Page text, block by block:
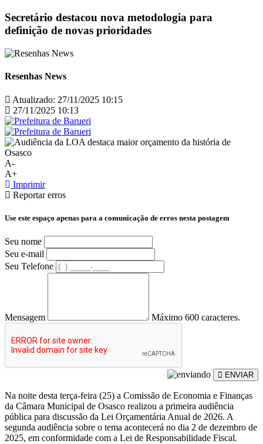
Secretário destacou nova metodologia para
definição de novas prioridades
Resenhas News
Atualizado: 27/11/2025 10:15
27/11/2025 10:13
A-
A+
Imprimir
Reportar erros
Use este espaço apenas para a comunicação de erros nesta postagem
Seu nome
Seu e-mail
Seu Telefone
Mensagem Máximo 600 caracteres.
ENVIAR
Na noite desta terça-feira (25) a Comissão de Economia e Finanças
da Câmara Municipal de Osasco realizou a primeira audiência
pública para discussão da Lei Orçamentária Anual de 2026. A
segunda audiência sobre o tema acontecerá no dia 2 de dezembro de
2025, em conformidade com a Lei de Responsabilidade Fiscal.